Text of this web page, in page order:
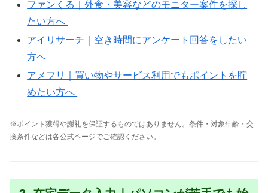
ファンくる｜外食・美容などのモニター案件を探し
たい方へ
アイリサーチ｜空き時間にアンケート回答をしたい
方へ
アメフリ｜買い物やサービス利用でもポイントを貯
めたい方へ
※ポイント獲得や謝礼を保証するものではありません。条件・対象年齢・交
換条件などは各公式ページでご確認ください。